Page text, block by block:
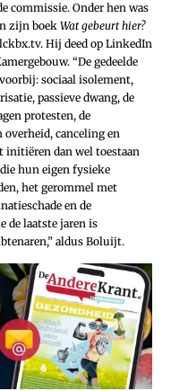
commissie. Onder hen was
zijn boekWat gebeurt hier?
Hij deed op LinkedIn
“De gedeelde
sociaal isolement,
passieve dwang, de
protesten, de
overheid, canceling en
initiëren dan wel toestaan
hun eigen fysieke
het gerommel met
en de
de laatste jaren is
aldus Boluijt.